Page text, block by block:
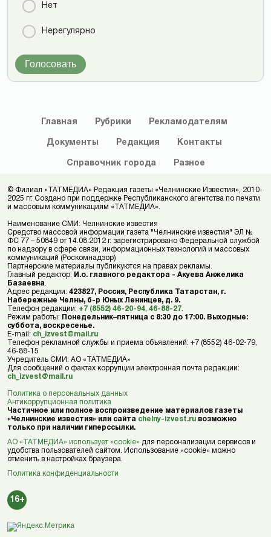
Нет
Нерегулярно
Голосовать
Главная Рубрики Рекламодателям
Документы Редакция Контакты
Справочник города Разное
© Филиал «ТАТМЕДИА» Редакция газеты «Челнинские Известия», 2010-
2025 гг. Создано при поддержке Республиканского агентства по печати
и массовым коммуникациям «ТАТМЕДИА».
Наименование СМИ: Челнинские известия
Средство массовой информации газета "Челнинские известия" ЭЛ №
ФС 77 – 50849 от 14.08.2012 г. зарегистрировано Федеральной службой
по надзору в сфере связи, информационных технологий и массовых
коммуникаций (Роскомнадзор)
Партнерские материалы публикуются на правах рекламы.
Главный редактор: И.о. главного редактора - Акуева Анжелика
Базаевна.
Адрес редакции: 423827, Россия, Республика Татарстан, г.
Набережные Челны, б-р Юных Ленинцев, д. 9.
Телефон редакции: +7 (8552) 46-20-94, 46-88-27.
Режим работы: Понедельник–пятница с 8:30 до 17:00. Выходные:
суббота, воскресенье.
E-mail: ch_izvest@mail.ru
Телефон рекламной службы и приема объявлений: +7 (8552) 46-02-79,
46-88-15
Учредитель СМИ: АО «ТАТМЕДИА»
Для сообщений о фактах коррупции электронная почта редакции:
ch_izvest@mail.ru
Политика о персональных данных
Антикоррупционная политика
Частичное или полное воспроизведение материалов газеты
«Челнинские известия» или сайта chelny-izvest.ru возможно
только при наличии гиперссылки.
АО «ТАТМЕДИА» использует «cookie» для персонализации сервисов и
удобства пользователей сайтом. Использование «cookie» можно
отменить в настройках браузера.
Политика конфиденциальности
16+